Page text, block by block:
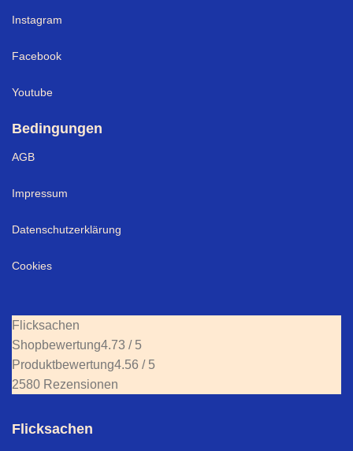
Instagram
Facebook
Youtube
Bedingungen
AGB
Impressum
Datenschutzerklärung
Cookies
Flicksachen
Shopbewertung4.73 / 5
Produktbewertung4.56 / 5
2580 Rezensionen
Flicksachen